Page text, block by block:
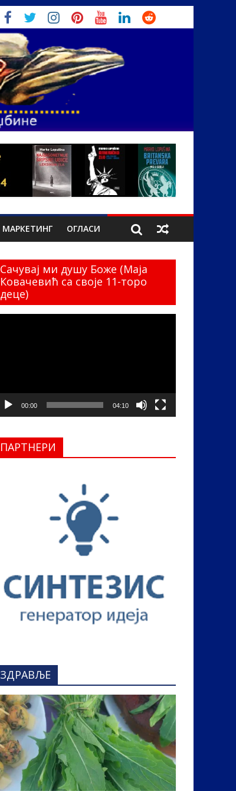
МАРКЕТИНГ ОГЛАСИ
Сачувај ми душу Боже (Маја
Ковачевић са своје 11-торо
деце)
00:00 04:10
ПАРТНЕРИ
ЗДРАВЉЕ